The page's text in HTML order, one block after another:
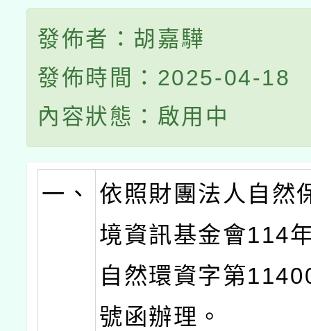
發佈者：胡嘉驊
發佈時間：2025-04-18
內容狀態：啟用中
一、
依照財團法人自然
境資訊基金會114
自然環資字第
號函辦理。